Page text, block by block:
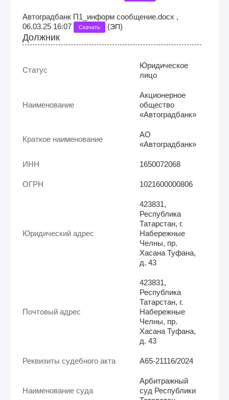
Автоградбанк П1_информ сообщение.docx ,
06.03.25 16:07
Скачать (ЭП)
Должник
Статус
Юридическое
лицо
Наименование
Акционерное
общество
«Автоградбанк»
Краткое наименование
АО
«Автоградбанк»
ИНН 1650072068
ОГРН 1021600000806
Юридический адрес
423831,
Республика
Татарстан, г.
Набережные
Челны, пр.
Хасана Туфана,
д. 43
Почтовый адрес
423831,
Республика
Татарстан, г.
Набережные
Челны, пр.
Хасана Туфана,
д. 43
Реквизиты судебного акта А65-21116/2024
Наименование суда
Арбитражный
суд Республики